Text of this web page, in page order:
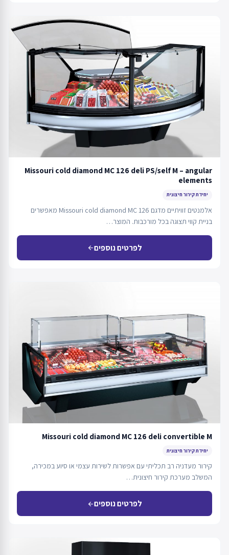
Missouri cold diamond MC 126 deli PS/self M – angular
elements
יחידת קירור חיצונית
אלמנטים זוויתיים מדגם Missouri cold diamond MC 126 מאפשרים
בניית קווי תצוגה בכל מורכבות. המוצר…
לפרטים נוספיםarrow_back
Missouri cold diamond MC 126 deli convertible M
יחידת קירור חיצונית
קירור מעדניה רב תכליתי עם אפשרות לשירות עצמי או סיוע במכירה,
המשלב מערכת קירור חיצונית…
לפרטים נוספיםarrow_back